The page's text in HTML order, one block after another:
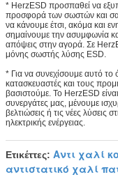
* HerzESD προσπαθεί να
προσφορά των σωστών και
να κάνουμε έτσι, ακόμα και
σημαίνουμε την ασυμφωνία
απόψεις στην αγορά. Σε
μόνης σωστής λύσης ESD.
* Για να συνεχίσουμε αυτό το
κατασκευαστές και τους
βασιστούμε. Το HerzESD
συνεργάτες μας, μένουμε
βελτιώσεις ή τις νέες λύσεις
ηλεκτρικής ενέργειας.
Ετικέττες: Αντι χαλί
αντιστατικό χαλί